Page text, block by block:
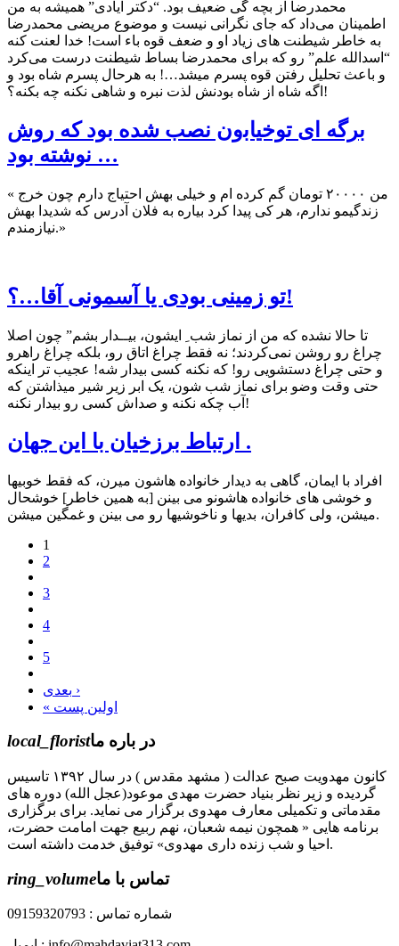
محمدرضا از بچه گی ضعيف بود. “دكتر ايادی” هميشه به من
اطمينان می‌داد كه جای نگرانی نيست و موضوع مريضی محمدرضا
به خاطر شيطنت های زياد او و ضعف قوه باء است! خدا لعنت كنه
“اسدالله علم” رو كه برای محمدرضا بساط شيطنت درست می‌کرد
و باعث تحليل رفتن قوه پسرم ميشد…! به هرحال پسرم شاه بود و
اگه شاه از شاه بودنش لذت نبره و شاهی نكنه چه بكنه؟!
ﺑﺮﮔﻪ ﺍﯼ توﺧﻴﺎﺑوﻥ ﻧﺼﺐ ﺷﺪﻩ ﺑﻮﺩ که روش
ﻧﻮﺷﺘﻪ ﺑﻮﺩ …
« ‏ﻣﻦ ۲۰۰۰۰ تومان ﮔﻢ ﮐﺮﺩه اﻡ ﻭ ﺧﯿﻠﯽ بهش احتیاج دارم چون خرج
زندگیمو ﻧﺪﺍﺭﻡ، ﻫﺮ ﮐﻰ ﭘﯿﺪﺍ ﮐﺮﺩ ﺑﯿﺎﺭﻩ ﺑﻪ فلان آﺩﺭﺱ ﮐﻪ ﺷﺪﯾﺪﺍ بهش
ﻧﯿﺎﺯمندم.»
تو زمینی بودی یا آسمونی آقا…؟!
تا حالا نشده که من از نماز شب ِ ایشون، بیــدار بشم” چون اصلا
چراغ رو روشن نمی‌کردند؛ نه فقط چراغ اتاق رو، بلکه چراغ راهرو
و حتی چراغ دستشویی رو! که نکنه کسی بیدار شه! عجیب تر اینکه
حتی وقت وضو برای نماز شب شون، یک ابر زیر شیر میذاشتن که
آب چکه نکنه و صداش کسی رو بیدار نکنه!
ارتباط برزخیان با این جهان .
افراد با ایمان، گاهی به دیدار خانواده هاشون میرن، که فقط خوبیها
و خوشی های خانواده هاشونو می بینن [به همین خاطر] خوشحال
میشن، ولی کافران، بدیها و ناخوشیها رو می بینن و غمگین میشن.
1
2
3
4
5
بعدی ›
« اولین پست
local_floristدر باره ما
کانون مهدویت صبح عدالت ( مشهد مقدس ) در سال ۱۳۹۲ تاسیس
گردیده و زیر نظر بنیاد حضرت مهدی موعود(عجل الله) دوره های
مقدماتی و تکمیلی معارف مهدوی برگزار می نماید. برای برگزاری
برنامه هایی « همچون نیمه شعبان، نهم ربیع جهت امامت حضرت،
احیا و شب زنده داری مهدوی» توفیق خدمت داشته است.
ring_volumeتماس با ما
شماره تماس : 09159320793